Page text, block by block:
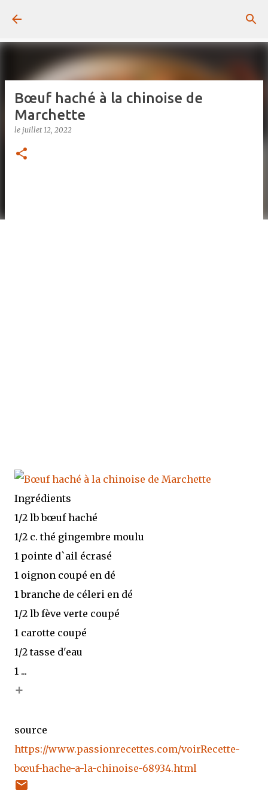
Bœuf haché à la chinoise de
Marchette
le juillet 12, 2022
Ingrédients
1/2 lb bœuf haché
1/2 c. thé gingembre moulu
1 pointe d`ail écrasé
1 oignon coupé en dé
1 branche de céleri en dé
1/2 lb fève verte coupé
1 carotte coupé
1/2 tasse d'eau
1 ...
+
source
https://www.passionrecettes.com/voirRecette-
bœuf-hache-a-la-chinoise-68934.html